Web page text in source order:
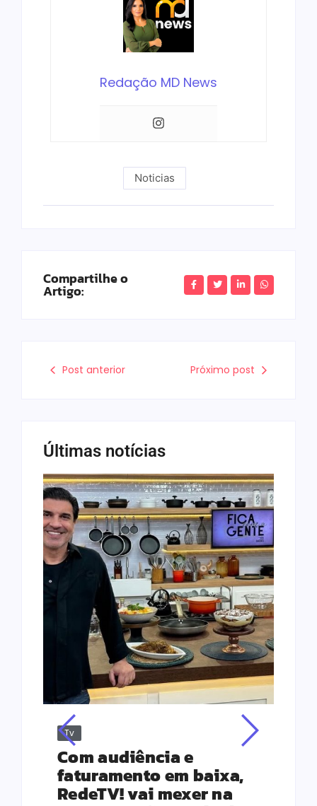
Redação MD News
Noticias
Compartilhe o
Artigo:
Post anterior Próximo post
Últimas notícias
Tv
Com audiência e
faturamento em baixa,
RedeTV! vai mexer na